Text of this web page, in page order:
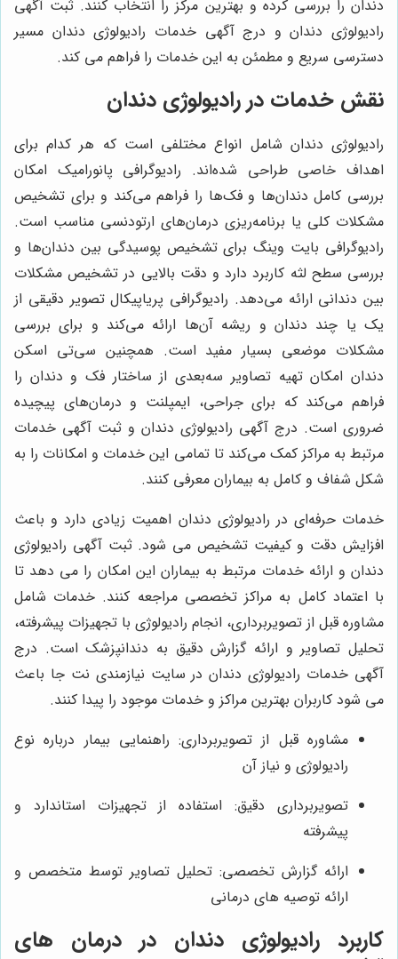
دندان را بررسی کرده و بهترین مرکز را انتخاب کنند. ثبت آگهی
رادیولوژی دندان و درج آگهی خدمات رادیولوژی دندان مسیر
دسترسی سریع و مطمئن به این خدمات را فراهم می کند.
نقش خدمات در رادیولوژی دندان
رادیولوژی دندان شامل انواع مختلفی است که هر کدام برای
اهداف خاصی طراحی شده‌اند. رادیوگرافی پانورامیک امکان
بررسی کامل دندان‌ها و فک‌ها را فراهم می‌کند و برای تشخیص
مشکلات کلی یا برنامه‌ریزی درمان‌های ارتودنسی مناسب است.
رادیوگرافی بایت وینگ برای تشخیص پوسیدگی بین دندان‌ها و
بررسی سطح لثه کاربرد دارد و دقت بالایی در تشخیص مشکلات
بین دندانی ارائه می‌دهد. رادیوگرافی پریاپیکال تصویر دقیقی از
یک یا چند دندان و ریشه آن‌ها ارائه می‌کند و برای بررسی
مشکلات موضعی بسیار مفید است. همچنین سی‌تی اسکن
دندان امکان تهیه تصاویر سه‌بعدی از ساختار فک و دندان را
فراهم می‌کند که برای جراحی، ایمپلنت و درمان‌های پیچیده
ضروری است. درج آگهی رادیولوژی دندان و ثبت آگهی خدمات
مرتبط به مراکز کمک می‌کند تا تمامی این خدمات و امکانات را به
شکل شفاف و کامل به بیماران معرفی کنند.
خدمات حرفه‌ای در رادیولوژی دندان اهمیت زیادی دارد و باعث
افزایش دقت و کیفیت تشخیص می شود. ثبت آگهی رادیولوژی
دندان و ارائه خدمات مرتبط به بیماران این امکان را می دهد تا
با اعتماد کامل به مراکز تخصصی مراجعه کنند. خدمات شامل
مشاوره قبل از تصویربرداری، انجام رادیولوژی با تجهیزات پیشرفته،
تحلیل تصاویر و ارائه گزارش دقیق به دندانپزشک است. درج
آگهی خدمات رادیولوژی دندان در سایت نیازمندی نت جا باعث
می شود کاربران بهترین مراکز و خدمات موجود را پیدا کنند.
مشاوره قبل از تصویربرداری: راهنمایی بیمار درباره نوع
رادیولوژی و نیاز آن
تصویربرداری دقیق: استفاده از تجهیزات استاندارد و
پیشرفته
ارائه گزارش تخصصی: تحلیل تصاویر توسط متخصص و
ارائه توصیه‌ های درمانی
کاربرد رادیولوژی دندان در درمان‌ های